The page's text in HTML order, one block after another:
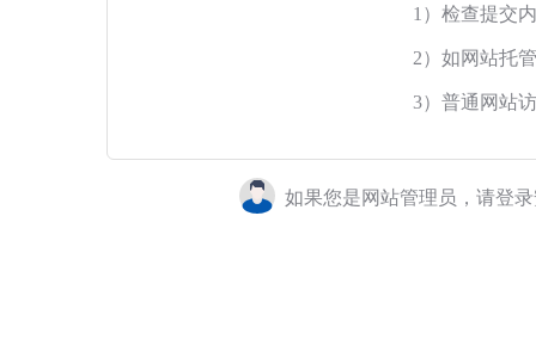
1）检查提交
2）如网站托
3）普通网站
如果您是网站管理员，请登